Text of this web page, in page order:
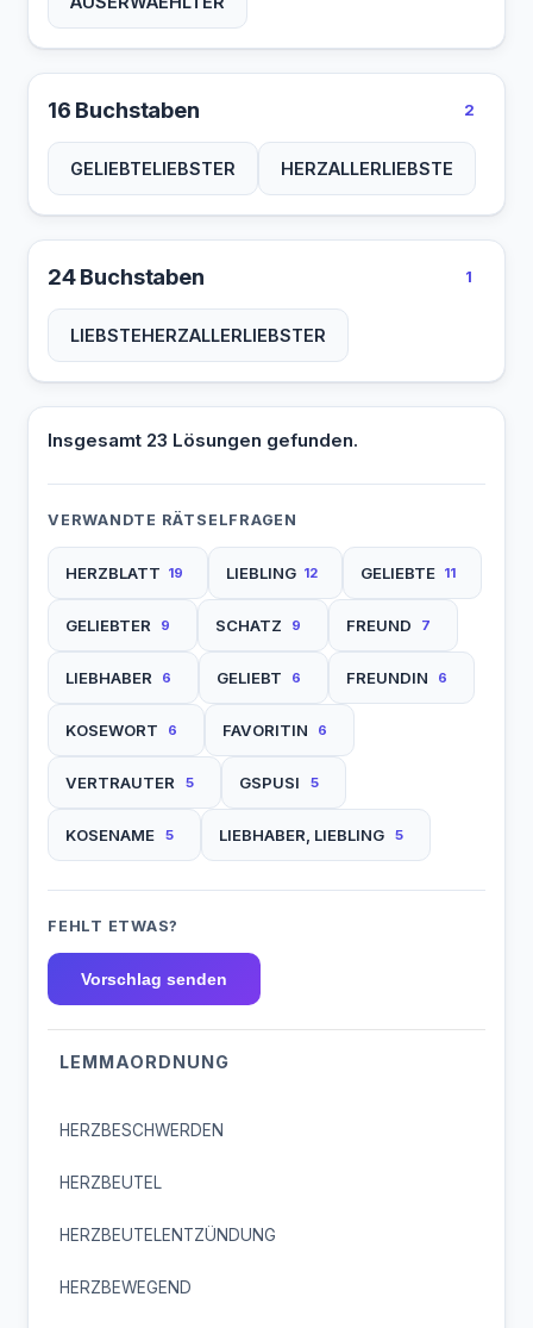
16 Buchstaben 2
GELIEBTELIEBSTER HERZALLERLIEBSTE
24 Buchstaben 1
LIEBSTEHERZALLERLIEBSTER
Insgesamt 23 Lösungen gefunden.
VERWANDTE RÄTSELFRAGEN
HERZBLATT 19 LIEBLING 12 GELIEBTE 11
GELIEBTER 9 SCHATZ 9 FREUND 7
LIEBHABER 6 GELIEBT 6 FREUNDIN 6
KOSEWORT 6 FAVORITIN 6
VERTRAUTER 5 GSPUSI 5
KOSENAME 5 LIEBHABER, LIEBLING 5
FEHLT ETWAS?
Vorschlag senden
LEMMAORDNUNG
HERZBESCHWERDEN
HERZBEUTEL
HERZBEUTELENTZÜNDUNG
HERZBEWEGEND